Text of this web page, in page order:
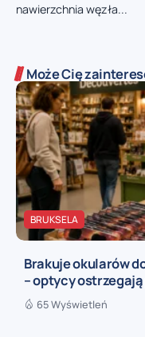
nawierzchnia węzła...
Może Cię
BRUKSELA
Brakuje okularów
– optycy
65 Wyświetleń